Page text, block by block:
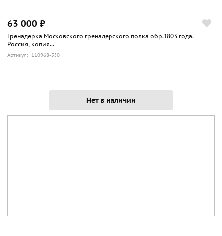
63 000 ₽
Гренадерка Московского гренадерского полка обр.1803 года.
Россия, копия...
Артикул: 110968-530
Нет в наличии